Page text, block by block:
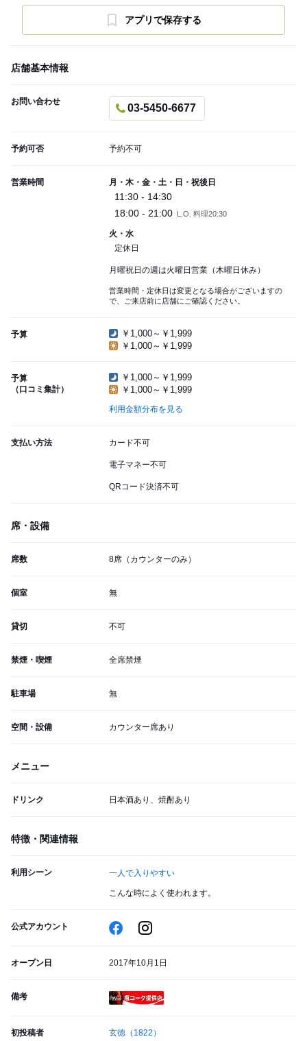
アプリで保存する
店舗基本情報
お問い合わせ
03-5450-6677
予約可否 予約不可
営業時間 月・木・金・土・日・祝後日
11:30 - 14:30
18:00 - 21:00
L.O. 料理20:30
火・水
定休日
月曜祝日の週は火曜日営業（木曜日休み）
営業時間・定休日は変更となる場合がございますの
で、ご来店前に店舗にご確認ください。
予算
￥1,000～￥1,999
￥1,000～￥1,999
予算
（口コミ集計）
￥1,000～￥1,999
￥1,000～￥1,999
利用金額分布を見る
支払い方法 カード不可
電子マネー不可
QRコード決済不可
席・設備
席数 8席（カウンターのみ）
個室 無
貸切 不可
禁煙・喫煙 全席禁煙
駐車場 無
空間・設備 カウンター席あり
メニュー
ドリンク 日本酒あり、焼酎あり
特徴・関連情報
利用シーン 一人で入りやすい
こんな時によく使われます。
公式アカウント
オープン日 2017年10月1日
備考
初投稿者 玄徳 （1822）